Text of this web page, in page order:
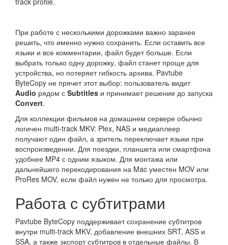
При работе с несколькими дорожками важно заранее
решить, что именно нужно сохранить. Если оставить все
языки и все комментарии, файл будет больше. Если
выбрать только одну дорожку, файл станет проще для
устройства, но потеряет гибкость архива. Pavtube
ByteCopy не прячет этот выбор: пользователь видит
Audio рядом с Subtitles и принимает решение до запуска
Convert.
Для коллекции фильмов на домашнем сервере обычно
логичен multi-track MKV: Plex, NAS и медиаплеер
получают один файл, а зритель переключает языки при
воспроизведении. Для поездки, планшета или смартфона
удобнее MP4 с одним языком. Для монтажа или
дальнейшего перекодирования на Mac уместен MOV или
ProRes MOV, если файл нужен не только для просмотра.
Работа с субтитрами
Pavtube ByteCopy поддерживает сохранение субтитров
внутри multi-track MKV, добавление внешних SRT, ASS и
SSA, а также экспорт субтитров в отдельные файлы. В